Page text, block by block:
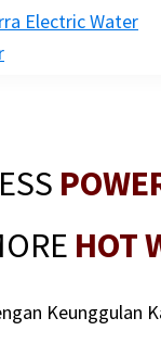
HOT
Keunggulan